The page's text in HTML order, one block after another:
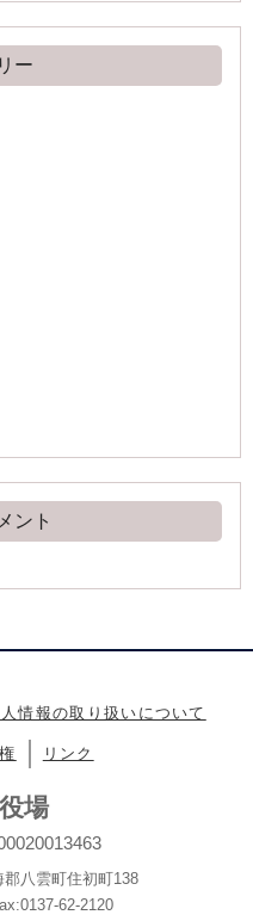
ー
ント
情報の取り扱いについて
リンク
場
八雲町住初町138
62-2120